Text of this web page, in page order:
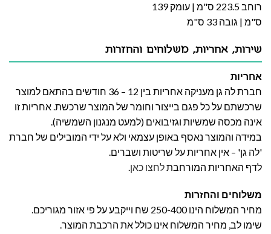
רוחב 223.5 ס"מ | עומק 139
ס"מ | גובה 33 ס"מ
שירות, אחריות, משלוחים והחזרות
אחריות
חברת לה גן מעניקה אחריות בין 12 – 36 חודשים בהתאם למוצר
שרכשתם על כל פגם בייצור וחומר של המוצר שרכשת. אחריות זו
אינה מכסה שמשיות וגזיבואים (למעט מנגנון השמשיה).
במידה והמוצר נאסף באופן עצמאי ולא על ידי המובילים של חברת
'לה גן' – אין אחריות על שריטות ושברים.
לדף האחריות המורחבתלחצו כאן.
משלוחים והחזרות
מחיר המשלוח הינו 250-400 שח וייקבע על פי אזור מגוריכם.
שימו לב, מחיר המשלוח אינו כולל את הרכבת המוצר.